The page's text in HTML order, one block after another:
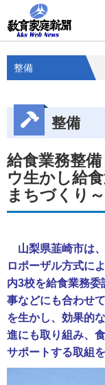
整備
整備
給食業務整
ウ生かし給
まちづくり
山梨県韮崎市は
ロポーザル方式に
内3校を給食業務
事などにも合わせ
を生かし、効果的
進にも取り組み、
サポートする取組